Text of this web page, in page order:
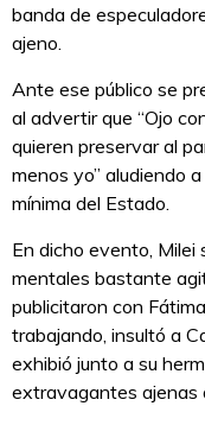
banda de
ajeno.
Ante ese público se
al advertir que “Ojo
quieren preservar al
menos yo” aludiendo
mínima del Estado.
En dicho evento, Milei
mentales bastante
publicitaron con
trabajando, insultó a
exhibió junto a su
extravagantes ajenas